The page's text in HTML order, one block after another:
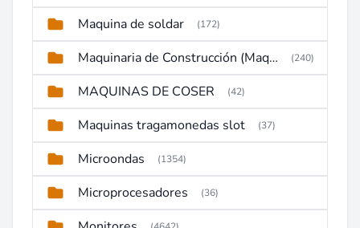
Maquina de soldar (172)
Maquinaria de Construcción (Maquinaria Pesada) (240)
MAQUINAS DE COSER (42)
Maquinas tragamonedas slot (37)
Microondas (1354)
Microprocesadores (36)